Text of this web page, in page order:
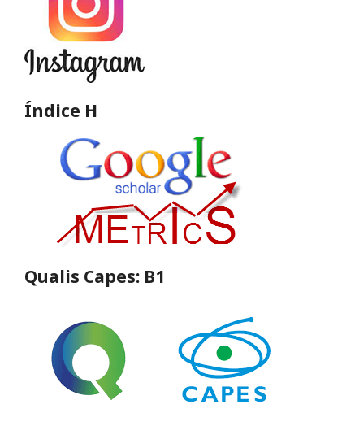
Índice H
Qualis Capes: B1